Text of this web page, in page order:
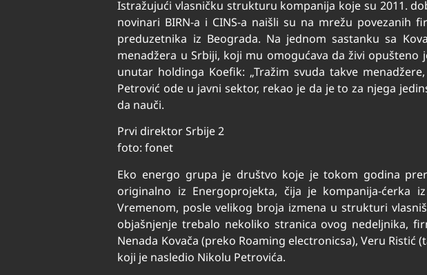
Istražujući vlasničku strukturu kompanija koje su 2011.
novinari BIRN-a i CINS-a naišli su na mrežu povezanih
preduzetnika iz Beograda. Na jednom sastanku sa
menadžera u Srbiji, koji mu omogućava da živi
unutar holdinga Koefik: „Tražim svuda takve
Petrović ode u javni sektor, rekao je da je to za njega
da nauči.
Prvi direktor Srbije 2
foto: fonet
Eko energo grupa je društvo koje je tokom godina
originalno iz Energoprojekta, čija je kompanija-ćerka
Vremenom, posle velikog broja izmena u strukturi
objašnjenje trebalo nekoliko stranica ovog nedeljnika,
Nenada Kovača (preko Roaming electronicsa), Veru
koji je nasledio Nikolu Petrovića.